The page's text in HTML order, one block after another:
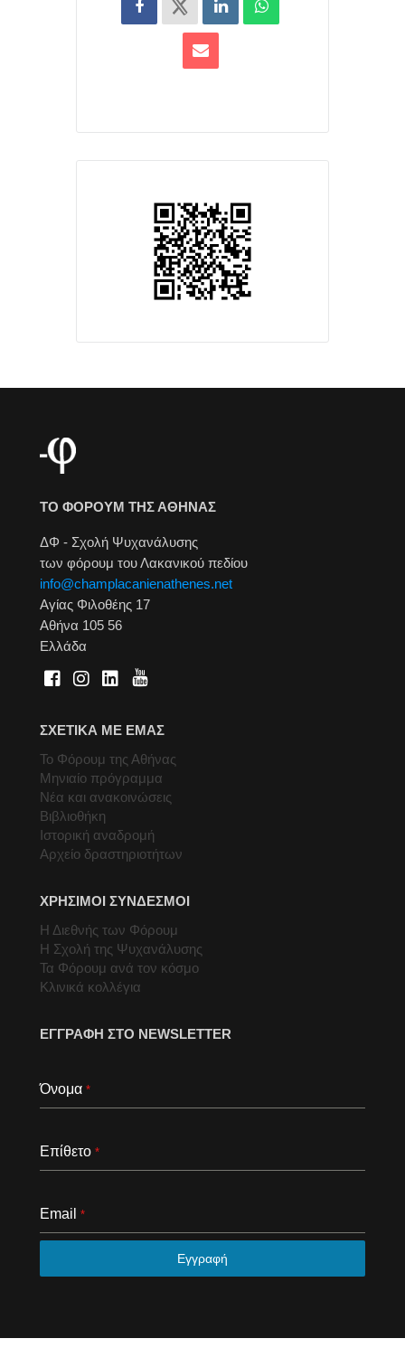
ΤΟ ΦΟΡΟΥΜ ΤΗΣ ΑΘΗΝΑΣ
ΔΦ - Σχολή Ψυχανάλυσης
των φόρουμ του Λακανικού πεδίου
info@champlacanienathenes.net
Αγίας Φιλοθέης 17
Αθήνα 105 56
Ελλάδα
ΣΧΕΤΙΚΑ ΜΕ ΕΜΑΣ
Το Φόρουμ της Αθήνας
Μηνιαίο πρόγραμμα
Νέα και ανακοινώσεις
Βιβλιοθήκη
Ιστορική αναδρομή
Αρχείο δραστηριοτήτων
ΧΡΗΣΙΜΟΙ ΣΥΝΔΕΣΜΟΙ
Η Διεθνής των Φόρουμ
Η Σχολή της Ψυχανάλυσης
Τα Φόρουμ ανά τον κόσμο
Κλινικά κολλέγια
ΕΓΓΡΑΦΗ ΣΤΟ NEWSLETTER
Όνομα *
Επίθετο *
Email *
Εγγραφή